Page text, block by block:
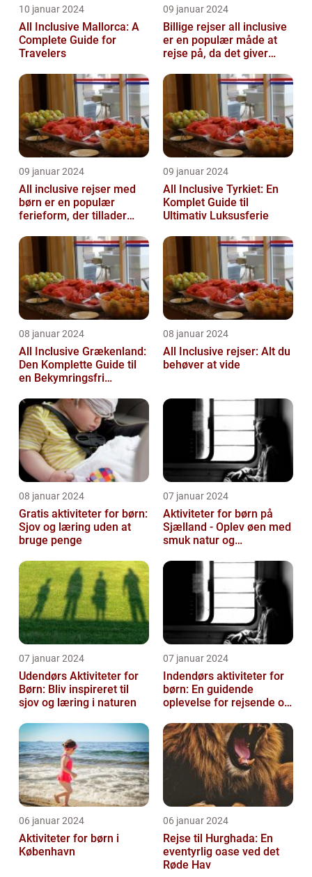
10 januar 2024
All Inclusive Mallorca: A
Complete Guide for
Travelers
09 januar 2024
Billige rejser all inclusive
er en populær måde at
rejse på, da det giver
ko...
09 januar 2024
All inclusive rejser med
børn er en populær
ferieform, der tillader
afslappende ...
09 januar 2024
All Inclusive Tyrkiet: En
Komplet Guide til
Ultimativ Luksusferie
08 januar 2024
All Inclusive Grækenland:
Den Komplette Guide til
en Bekymringsfri
08 januar 2024
All Inclusive rejser: Alt du
behøver at vide
08 januar 2024
Gratis aktiviteter for børn:
Sjov og læring uden at
bruge penge
07 januar 2024
Aktiviteter for børn på
Sjælland - Oplev øen med
smuk natur og
07 januar 2024
Udendørs Aktiviteter for
Børn: Bliv inspireret til
sjov og læring i naturen
07 januar 2024
Indendørs aktiviteter for
børn: En guidende
oplevelse for rejsende og
06 januar 2024
Aktiviteter for børn i
København
06 januar 2024
Rejse til Hurghada: En
eventyrlig oase ved det
Røde Hav